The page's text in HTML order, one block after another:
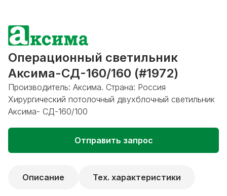
Операционный светильник
Аксима-СД-160/160 (#1972)
Производитель: Аксима. Страна: Россия
Хирургический потолочный двухблочный светильник
Аксима- СД-160/100
Отправить запрос
Описание Тех. характеристики